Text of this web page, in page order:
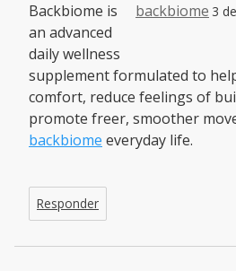
backbiome 3
Backbiome is
an advanced
daily wellness
supplement formulated to
comfort, reduce feelings of
promote freer, smoother
backbiome everyday life.
Responder